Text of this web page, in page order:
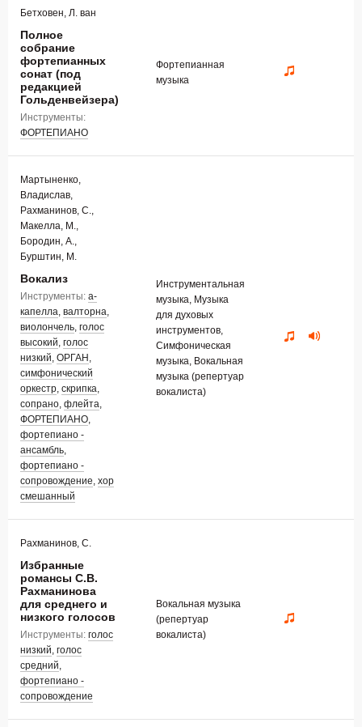
Бетховен, Л. ван
Полное
собрание
фортепианных
сонат (под
редакцией
Гольденвейзера)
Инструменты:
ФОРТЕПИАНО
Фортепианная
музыка
Мартыненко,
Владислав,
Рахманинов, С.,
Макелла, М.,
Бородин, А.,
Бурштин, М.
Вокализ
Инструменты: а-
капелла, валторна,
виолончель, голос
высокий, голос
низкий, ОРГАН ,
симфонический
оркестр, скрипка,
сопрано, флейта,
ФОРТЕПИАНО,
фортепиано -
ансамбль,
фортепиано -
сопровождение, хор
смешанный
Инструментальная
музыка, Музыка
для духовых
инструментов,
Симфоническая
музыка, Вокальная
музыка (репертуар
вокалиста)
Рахманинов, С.
Избранные
романсы С.В.
Рахманинова
для среднего и
низкого голосов
Инструменты: голос
низкий, голос
средний,
фортепиано -
сопровождение
Вокальная музыка
(репертуар
вокалиста)